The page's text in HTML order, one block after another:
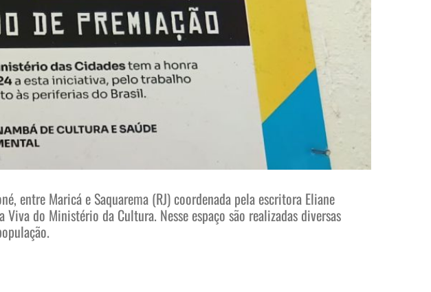
entre Maricá e Saquarema (RJ) coordenada pela escritora Eliane
do Ministério da Cultura. Nesse espaço são realizadas diversas